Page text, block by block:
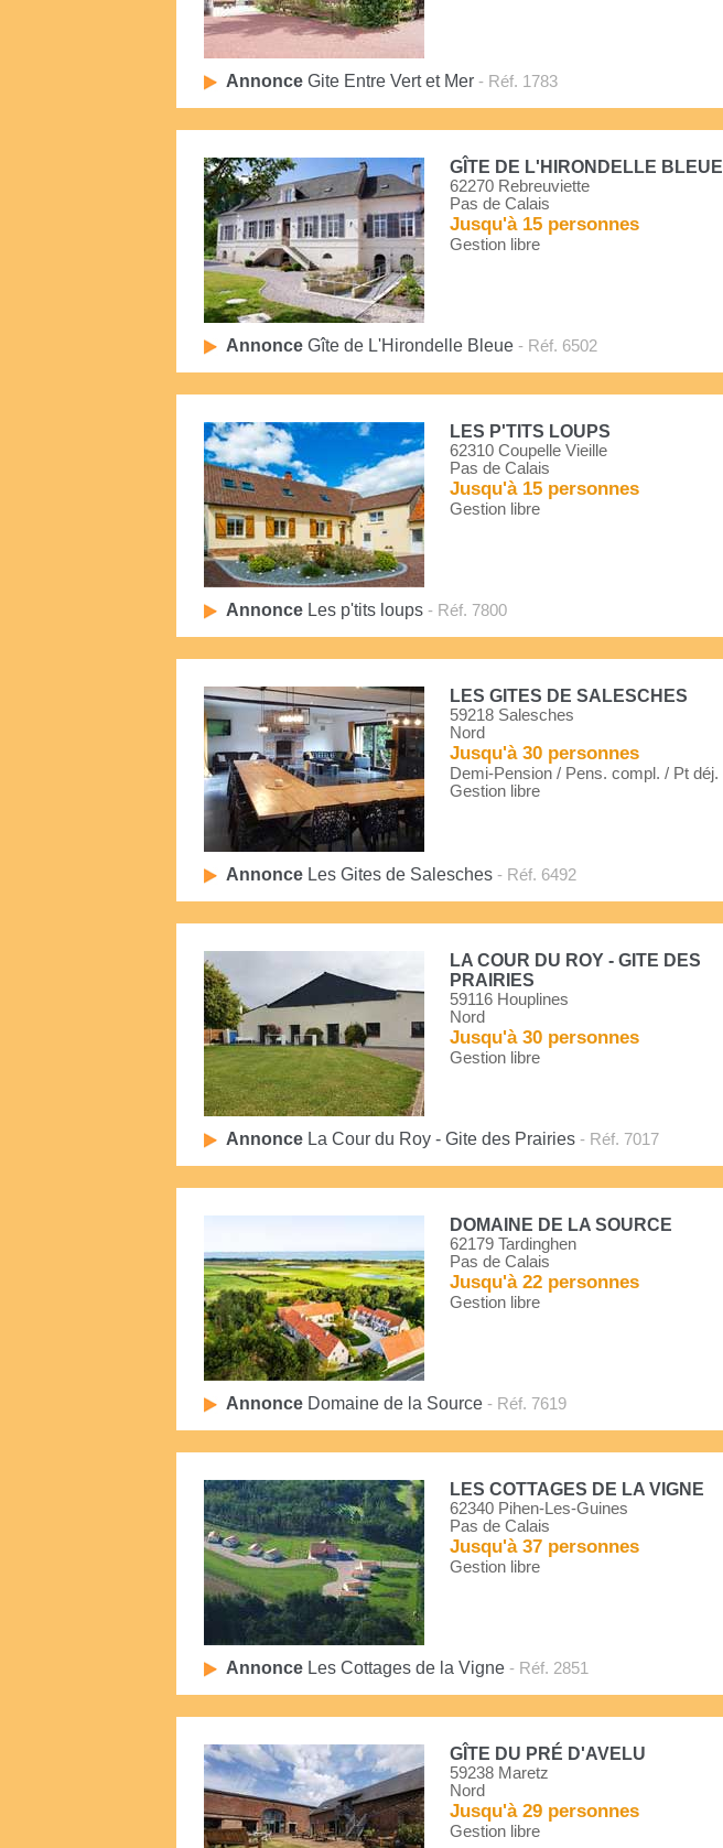
Annonce Gite Entre Vert et Mer - Réf. 1783
GÎTE DE L'HIRONDELLE BLEUE
62270 Rebreuviette
Pas de Calais
Jusqu'à 15 personnes
Gestion libre
Annonce Gîte de L'Hirondelle Bleue - Réf. 6502
LES P'TITS LOUPS
62310 Coupelle Vieille
Pas de Calais
Jusqu'à 15 personnes
Gestion libre
Annonce Les p'tits loups - Réf. 7800
LES GITES DE SALESCHES
59218 Salesches
Nord
Jusqu'à 30 personnes
Demi-Pension / Pens. compl. / Pt déj.
Gestion libre
Annonce Les Gites de Salesches - Réf. 6492
LA COUR DU ROY - GITE DES
PRAIRIES
59116 Houplines
Nord
Jusqu'à 30 personnes
Gestion libre
Annonce La Cour du Roy - Gite des Prairies - Réf. 7017
DOMAINE DE LA SOURCE
62179 Tardinghen
Pas de Calais
Jusqu'à 22 personnes
Gestion libre
Annonce Domaine de la Source - Réf. 7619
LES COTTAGES DE LA VIGNE
62340 Pihen-Les-Guines
Pas de Calais
Jusqu'à 37 personnes
Gestion libre
Annonce Les Cottages de la Vigne - Réf. 2851
GÎTE DU PRÉ D'AVELU
59238 Maretz
Nord
Jusqu'à 29 personnes
Gestion libre